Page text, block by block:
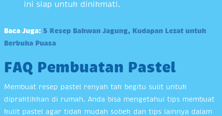
ini siap untuk dinikmati.
Baca Juga: 5 Resep Bakwan Jagung, Kudapan Lezat untuk
Berbuka Puasa
FAQ Pembuatan Pastel
Membuat resep pastel renyah tak begitu sulit untuk
dipraktikkan di rumah. Anda bisa mengetahui tips membuat
kulit pastel agar tidak mudah sobek dan tips lainnya dalam